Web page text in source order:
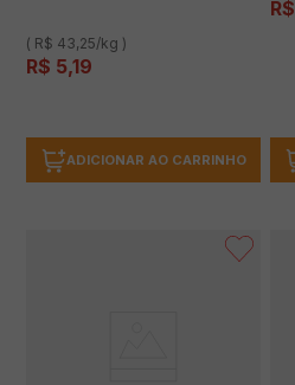
( R$ 43,25/kg )
R$ 5,19
ADICIONAR AO CARRINHO
R$